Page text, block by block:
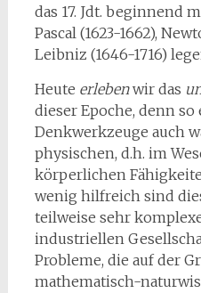
das 17. Jdt. beginnend
Pascal (1623-1662),
Leibniz (1646-1716)
Heute erlebenwir das
dieser Epoche, denn
Denkwerkzeuge auch
physischen, d.h. im
körperlichen
wenig hilfreich sind
teilweise sehr
industriellen
Probleme, die auf der
ma­thematisch-